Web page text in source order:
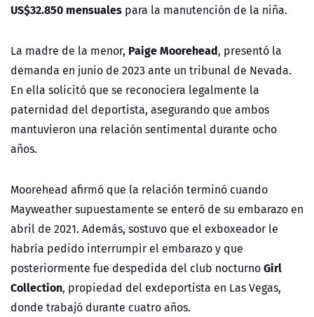
US$32.850 mensuales para la manutención de la niña.
La madre de la menor, Paige Moorehead, presentó la
demanda en junio de 2023 ante un tribunal de Nevada.
En ella solicitó que se reconociera legalmente la
paternidad del deportista, asegurando que ambos
mantuvieron una relación sentimental durante ocho
años.
Moorehead afirmó que la relación terminó cuando
Mayweather supuestamente se enteró de su embarazo en
abril de 2021. Además, sostuvo que el exboxeador le
habría pedido interrumpir el embarazo y que
posteriormente fue despedida del club nocturnoGirl
Collection, propiedad del exdeportista en Las Vegas,
donde trabajó durante cuatro años.